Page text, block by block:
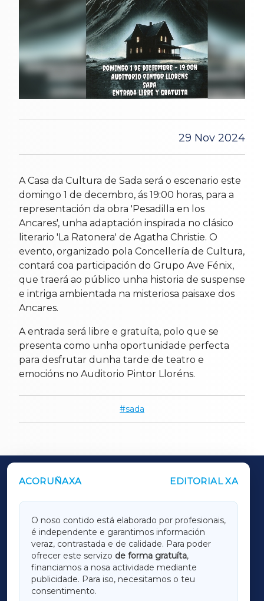
29 Nov 2024
A Casa da Cultura de Sada será o escenario este
domingo 1 de decembro, ás 19:00 horas, para a
representación da obra 'Pesadilla en los
Ancares', unha adaptación inspirada no clásico
literario 'La Ratonera' de Agatha Christie. O
evento, organizado pola Concellería de Cultura,
contará coa participación do Grupo Ave Fénix,
que traerá ao público unha historia de suspense
e intriga ambientada na misteriosa paisaxe dos
Ancares.
A entrada será libre e gratuíta, polo que se
presenta como unha oportunidade perfecta
para desfrutar dunha tarde de teatro e
emocións no Auditorio Pintor Lloréns.
sada
ACORUÑAXA EDITORIAL XA
O noso contido está elaborado por profesionais,
é independente e garantimos información
veraz, contrastada e de calidade. Para poder
ofrecer este servizo de forma gratuíta,
financiamos a nosa actividade mediante
publicidade. Para iso, necesitamos o teu
consentimento.
OUTROS PERIÓDICOS
LUGOXA
TERRACHAXA